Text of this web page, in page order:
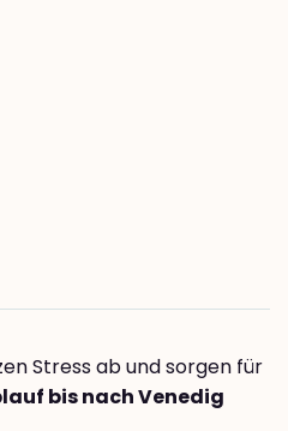
Stress ab und sorgen für
bis nach Venedig